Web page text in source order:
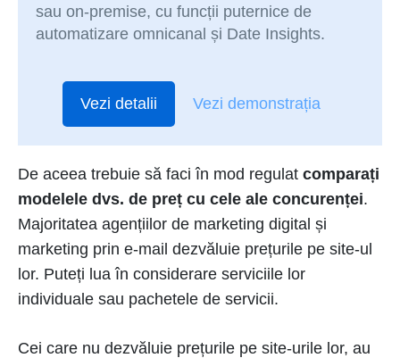
sau on-premise, cu funcții puternice de
automatizare omnicanal și Date Insights.
Vezi detalii Vezi demonstrația
De aceea trebuie să faci în mod regulat comparați
modelele dvs. de preț cu cele ale concurenței.
Majoritatea agențiilor de marketing digital și
marketing prin e-mail dezvăluie prețurile pe site-ul
lor. Puteți lua în considerare serviciile lor
individuale sau pachetele de servicii.
Cei care nu dezvăluie prețurile pe site-urile lor, au